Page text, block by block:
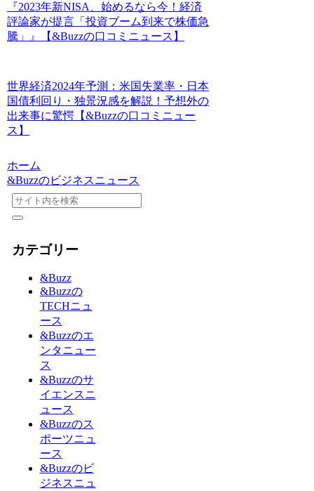
『2023年新NISA、始めるなら今！経済
評論家が提言「投資ブーム到来で株価急
騰」』【&Buzzの口コミニュース】
世界経済2024年予測：米国失業率・日本
国債利回り・独景況感を解説！予想外の
出来事に驚愕【&Buzzの口コミニュー
ス】
ホーム
&Buzzのビジネスニュース
カテゴリー
&Buzz
&Buzzの
TECHニュ
ース
&Buzzのエ
ンタニュー
ス
&Buzzのサ
イエンスニ
ュース
&Buzzのス
ポーツニュ
ース
&Buzzのビ
ジネスニュ